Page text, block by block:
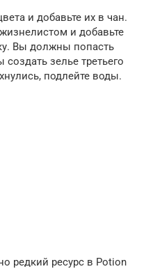
и добавьте их в чан.
и добавьте
Вы должны попасть
зелье третьего
подлейте воды.
редкий ресурс в Potion